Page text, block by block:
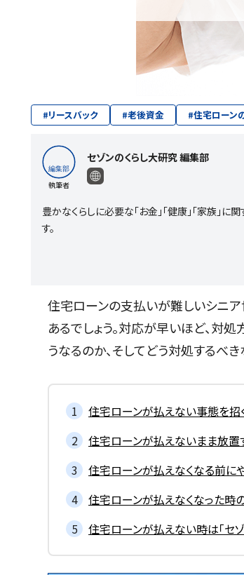
#リースバック #老後資金 #住宅ローン
執筆者
セゾンのくらし大研究 編集部
豊かなくらしに必要な「お金」「健康」「家族」
す。
住宅ローンの支払いが難しいシニ
あるでしょう。対応が早いほど、対
うなるのか、そしてどう対処するべ
住宅ローンが払えない事態を招
住宅ローンが払えないまま放置
住宅ローンが払えなくなる前に
住宅ローンが払えなくなった時
住宅ローンが払えない時は「セ